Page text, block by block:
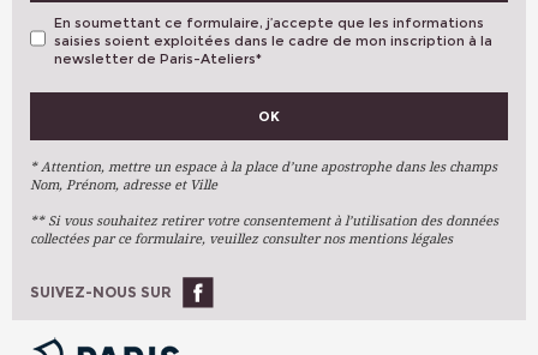
VOS PRÉFÉRENCES
Arts Plastiques
Arts Du Texte
Arts Numériques
Ateliers À L'année
En soumettant ce formulaire, j’accepte que les informations
saisies soient exploitées dans le cadre de mon inscription à la
newsletter de Paris-Ateliers*
OK
* Attention, mettre un espace à la place d’une apostrophe dans les champs
Nom, Prénom, adresse et Ville
** Si vous souhaitez retirer votre consentement à l’utilisation des données
collectées par ce formulaire, veuillez consulter nos mentions légales
SUIVEZ-NOUS SUR